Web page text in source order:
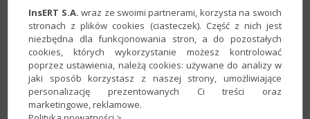
2. W sekcjiWezwania do zapłatyutworzony wcześniej
Szablon wiadomości SMS.Zapisać
InsERT S.A. wraz ze swoimi partnerami, korzysta na swoich
stronach z plików cookies (ciasteczek). Część z nich jest
niezbędna dla funkcjonowania stron, a do pozostałych
cookies, których wykorzystanie możesz kontrolować
poprzez ustawienia, należą cookies: używane do analizy w
jaki sposób korzystasz z naszej strony, umożliwiające
personalizację prezentowanych Ci treści oraz
marketingowe, reklamowe.